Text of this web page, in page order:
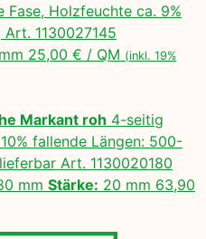
Holzfeuchte ca. 9%
1130027145
25,00 € / QM (inkl. 19%
Markant roh 4-seitig
fallende Längen: 500-
Art. 1130020180
mm Stärke: 20 mm 63,90